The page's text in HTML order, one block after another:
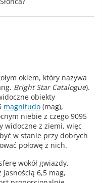
okiem, który nazywa
Bright Star Catalogue).
obiekty
magnitudo (mag),
niebie z czego 9095
widoczne z ziemi, więc
w stanie przy dobrych
połowę z nich.
wokół gwiazdy,
jasnością 6,5 mag,